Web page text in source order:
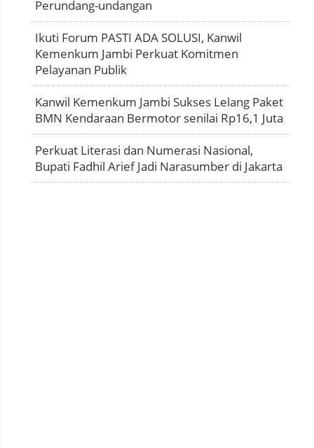
Perundang-undangan
Ikuti Forum PASTI ADA SOLUSI, Kanwil
Kemenkum Jambi Perkuat Komitmen
Pelayanan Publik
Kanwil Kemenkum Jambi Sukses Lelang Paket
BMN Kendaraan Bermotor senilai Rp16,1 Juta
Perkuat Literasi dan Numerasi Nasional,
Bupati Fadhil Arief Jadi Narasumber di Jakarta